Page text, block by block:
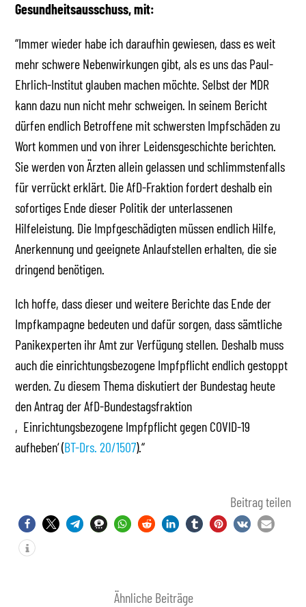
Gesundheitsausschuss, mit:
“Immer wieder habe ich daraufhin gewiesen, dass es weit
mehr schwere Nebenwirkungen gibt, als es uns das Paul-
Ehrlich-Institut glauben machen möchte. Selbst der MDR
kann dazu nun nicht mehr schweigen. In seinem Bericht
dürfen endlich Betroffene mit schwersten Impfschäden zu
Wort kommen und von ihrer Leidensgeschichte berichten.
Sie werden von Ärzten allein gelassen und schlimmstenfalls
für verrückt erklärt. Die AfD-Fraktion fordert deshalb ein
sofortiges Ende dieser Politik der unterlassenen
Hilfeleistung. Die Impfgeschädigten müssen endlich Hilfe,
Anerkennung und geeignete Anlaufstellen erhalten, die sie
dringend benötigen.
Ich hoffe, dass dieser und weitere Berichte das Ende der
Impfkampagne bedeuten und dafür sorgen, dass sämtliche
Panikexperten ihr Amt zur Verfügung stellen. Deshalb muss
auch die einrichtungsbezogene Impfpflicht endlich gestoppt
werden. Zu diesem Thema diskutiert der Bundestag heute
den Antrag der AfD-Bundestagsfraktion
‚Einrichtungsbezogene Impfpflicht gegen COVID-19
aufheben‘ (BT-Drs. 20/1507).“
Beitrag teilen
Ähnliche Beiträge